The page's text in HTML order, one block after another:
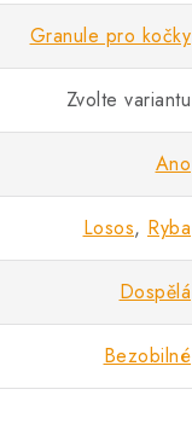
Granule pro kočky
Zvolte variantu
Ano
Losos, Ryba
Dospělá
Bezobilné